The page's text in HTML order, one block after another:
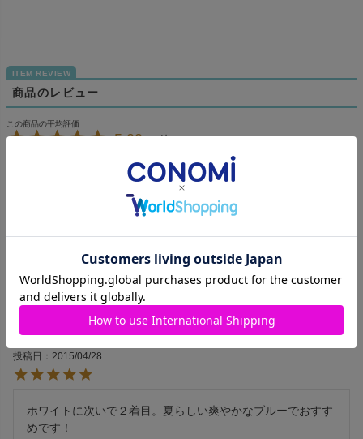
商品のレビュー
5.00 3
トランプちゃん&#9825; 1 購入者
夏にさわやかな青のシャツが欲しくて購入しました！届くの
が楽しみです☆
いおり 7 購入者 東京都 10代 女性
投稿日
2015/04/28
ホワイトに次いで２着目。夏らしい爽やかなブルーでおすす
めです！